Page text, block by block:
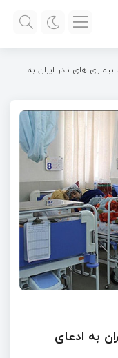
های نادر ایران به
به ادعای